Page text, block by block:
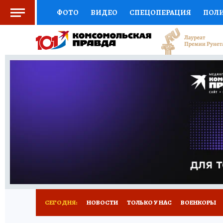
ФОТО ВИДЕО СПЕЦОПЕРАЦИЯ
СОЦПОДДЕРЖКА НАУКА СПОРТ
ВЫБОР ЭКСПЕРТОВ ДОКТОР
ПРОГНОЗЫ НА СПОРТ
НОВОЕ
СЕГОДНЯ: НОВОСТИ ТОЛЬКО У НАС ВОЕНКОРЫ